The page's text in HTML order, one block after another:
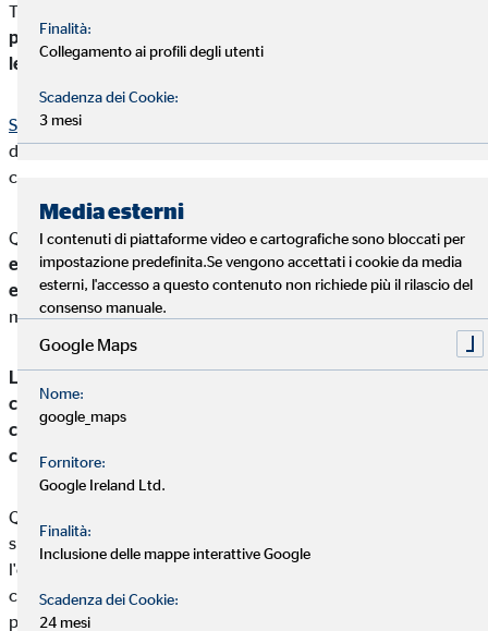
Tra le principali coperture offerte da questa assicurazione vi è la
protezione contro le azioni di restituzione promosse dai
legittimari del donante
Secondo il Codice Civile
di eredità (detta legittima) che deve essere rispettata anche
contro la volontà del donante.
Questo implica che,anche se la donazione è valida ed
efficace, gli eredi legittimi possono contestare la donazione
e richiedere la restituzione dell'immobileo del suo valore
monetario.
L'assicurazione sulla donazione di immobili copre il valore
commerciale dell'immobile, le spese legali derivanti da
controversie legate alla donazione e il rischio di
cancellazione dell'ipoteca
Qualora un'azione di restituzione fosse portata a termine con
successo, la polizza assicurativa risarcirà al legittimario
l'equivalente in denaro della quota di eredità lesa. Questo
consente al beneficiario della polizza di mantenere la piena
proprietà dell'immobile e alla banca di conservare l'ipoteca a
Finalità:
Collegamento ai profili degli utenti
Scadenza dei Cookie:
3 mesi
Media esterni
I contenuti di piattaforme video e cartografiche sono bloccati per
impostazione predefinita.Se vengono accettati i cookie da media
esterni, l'accesso a questo contenuto non richiede più il rilascio del
consenso manuale.
Google Maps
Nome:
google_maps
Fornitore:
Google Ireland Ltd.
Finalità:
Inclusione delle mappe interattive Google
Scadenza dei Cookie:
24 mesi